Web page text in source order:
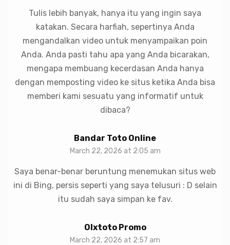
Tulis lebih banyak, hanya itu yang ingin saya
katakan. Secara harfiah, sepertinya Anda
mengandalkan video untuk menyampaikan poin
Anda. Anda pasti tahu apa yang Anda bicarakan,
mengapa membuang kecerdasan Anda hanya
dengan memposting video ke situs ketika Anda bisa
memberi kami sesuatu yang informatif untuk
dibaca?
Bandar Toto Online
March 22, 2026 at 2:05 am
Saya benar-benar beruntung menemukan situs web
ini di Bing, persis seperti yang saya telusuri : D selain
itu sudah saya simpan ke fav.
Olxtoto Promo
March 22, 2026 at 2:57 am